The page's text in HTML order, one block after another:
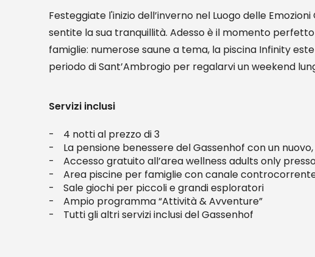
Festeggiate l'inizio dell’inverno nel Luogo delle
sentite la sua tranquillità. Adesso è il momento
famiglie: numerose saune a tema, la piscina Infinity
periodo di Sant’Ambrogio per regalarvi un weekend
Servizi inclusi
4 notti al prezzo di 3
La pensione benessere del Gassenhof con un
Accesso gratuito all’area wellness adults only
Area piscine per famiglie con canale
Sale giochi per piccoli e grandi esploratori
Ampio programma “Attività & Avventure”
Tutti gli altri servizi inclusi del Gassenhof